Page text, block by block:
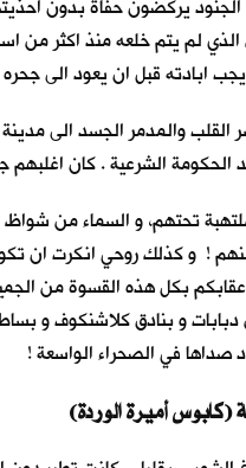
يركضون حفاةً بدون
الذي لم يتم خلعه منذ اكثر من
ابادته قبل ان يعود الى جحره
القلب والمدمر الجسد الى
الشرعية . كان اغلبهم
تحتهم، و السماء من
! و كذلك روحي انكرت ان
عقابكم بكل هذه القسوة من
و بنادق كلاشنكوف و
صداها في الصحراء الواسعة !